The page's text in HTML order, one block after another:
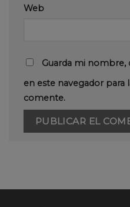
Web
Guarda mi
en este navegador para
comente.